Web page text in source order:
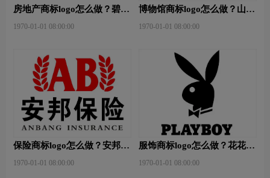
房地产商标logo怎么做？碧桂
1970-01-01 08:00:00
博物馆商标logo怎么做？山东
logo设计
1970-01-01 08:00:00
保险商标logo怎么做？安邦保
1970-01-01 08:00:00
服饰商标logo怎么做？花花公
1970-01-01 08:00:00